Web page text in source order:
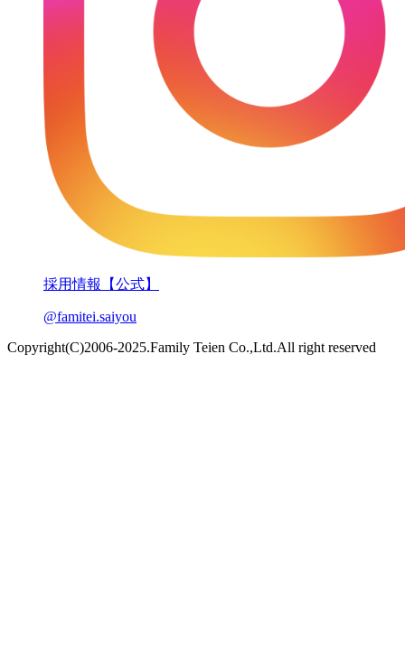
採用情報【公式】
@famitei.saiyou
Copyright(C)2006-2025.Family Teien Co.,Ltd.All right reserved